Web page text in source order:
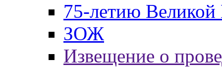
75-летию
ЗОЖ
Извещение о